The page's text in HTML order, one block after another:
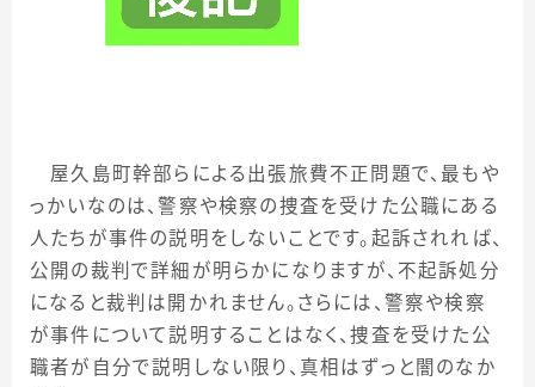
屋久島町幹部らによる出張旅費不正問題で、最もや
っかいなのは、警察や検察の捜査を受けた公職にある
人たちが事件の説明をしないことです。起訴されれば、
公開の裁判で詳細が明らかになりますが、不起訴処分
になると裁判は開かれません。さらには、警察や検察
が事件について説明することはなく、捜査を受けた公
職者が自分で説明しない限り、真相はずっと闇のなか